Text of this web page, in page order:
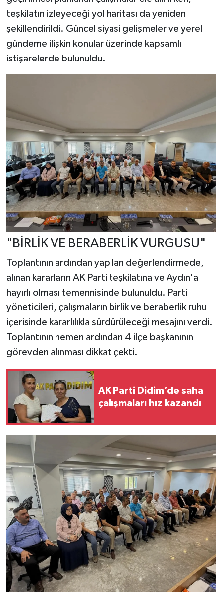
teşkilatın izleyeceği yol haritası da yeniden
şekillendirildi. Güncel siyasi gelişmeler ve yerel
gündeme ilişkin konular üzerinde kapsamlı
istişarelerde bulunuldu.
"BİRLİK VE BERABERLİK VURGUSU"
Toplantının ardından yapılan değerlendirmede,
alınan kararların AK Parti teşkilatına ve Aydın'a
hayırlı olması temennisinde bulunuldu. Parti
yöneticileri, çalışmaların birlik ve beraberlik ruhu
içerisinde kararlılıkla sürdürüleceği mesajını verdi.
Toplantının hemen ardından 4 ilçe başkanının
görevden alınması dikkat çekti.
AK Parti Didim’de saha
çalışmaları hız kazandı